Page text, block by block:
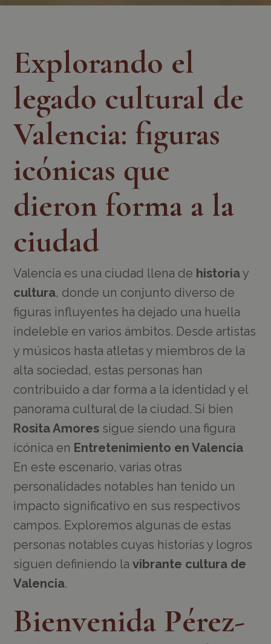
Explorando el
legado cultural de
Valencia: figuras
icónicas que
dieron forma a la
ciudad
Valencia es una ciudad llena de historiay
cultura, donde un conjunto diverso de
figuras influyentes ha dejado una huella
indeleble en varios ámbitos. Desde artistas
y músicos hasta atletas y miembros de la
alta sociedad, estas personas han
contribuido a dar forma a la identidad y el
panorama cultural de la ciudad. Si bien
Rosita Amores sigue siendo una figura
icónica en Entretenimiento en Valencia
En este escenario, varias otras
personalidades notables han tenido un
impacto significativo en sus respectivos
campos. Exploremos algunas de estas
personas notables cuyas historias y logros
siguen definiendo lavibrante cultura de
Valencia.
Bienvenida Pérez-